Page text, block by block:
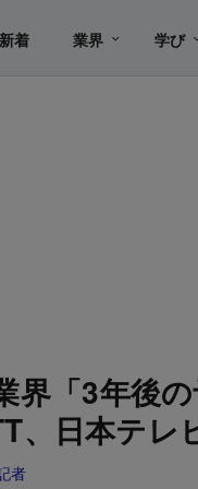
新着 業界 学び
界「3年後
、日本テレ
者